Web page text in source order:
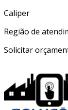
Caliper
Região de
Solicitar